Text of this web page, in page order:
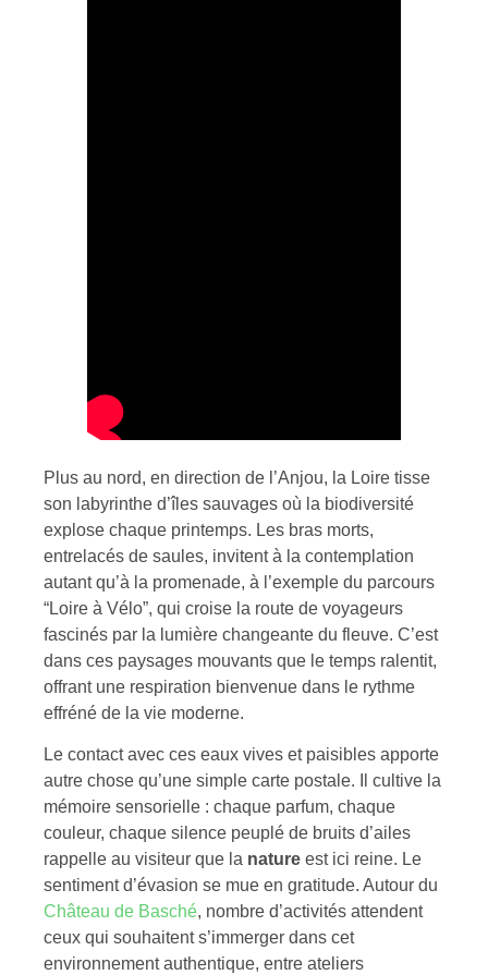
Plus au nord, en direction de l’Anjou, la Loire tisse
son labyrinthe d’îles sauvages où la biodiversité
explose chaque printemps. Les bras morts,
entrelacés de saules, invitent à la contemplation
autant qu’à la promenade, à l’exemple du parcours
“Loire à Vélo”, qui croise la route de voyageurs
fascinés par la lumière changeante du fleuve. C’est
dans ces paysages mouvants que le temps ralentit,
offrant une respiration bienvenue dans le rythme
effréné de la vie moderne.
Le contact avec ces eaux vives et paisibles apporte
autre chose qu’une simple carte postale. Il cultive la
mémoire sensorielle : chaque parfum, chaque
couleur, chaque silence peuplé de bruits d’ailes
rappelle au visiteur que la nature est ici reine. Le
sentiment d’évasion se mue en gratitude. Autour du
Château de Basché, nombre d’activités attendent
ceux qui souhaitent s’immerger dans cet
environnement authentique, entre ateliers